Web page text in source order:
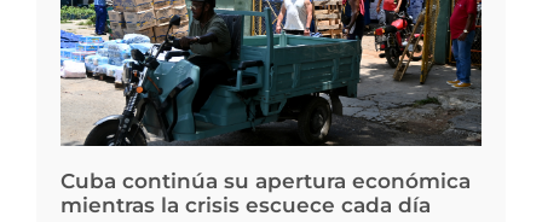
Cuba continúa su apertura económica
mientras la crisis escuece cada día